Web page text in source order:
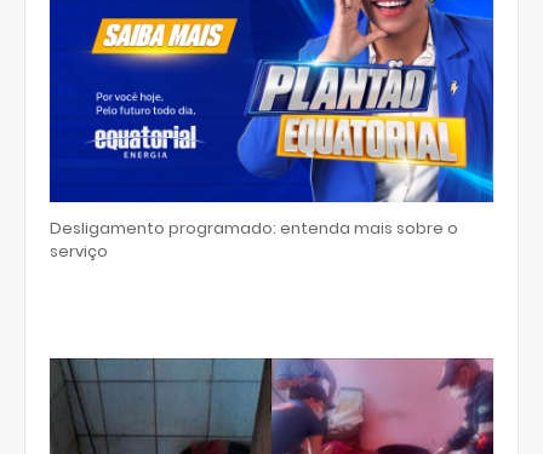
Desligamento programado: entenda mais sobre o
serviço